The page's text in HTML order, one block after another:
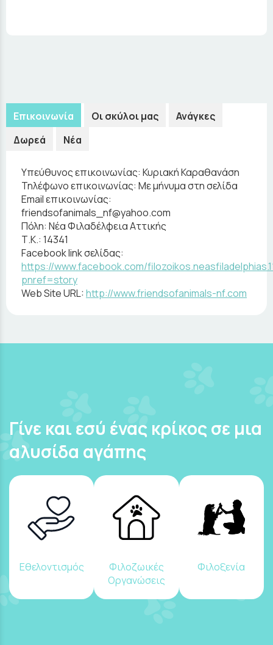
Επικοινωνία Οι σκύλοι μας
Ανάγκες
Δωρεά
Νέα
Υπεύθυνος επικοινωνίας: Κυριακή Καραθανάση
Τηλέφωνο επικοινωνίας: Με μήνυμα στη σελίδα
Email επικοινωνίας:
friendsofanimals_nf@yahoo.com
Πόλη: Νέα Φιλαδέλφεια Αττικής
Τ.Κ.: 14341
Facebook link σελίδας:
https://www.facebook.com/
pnref=story
Web Site URL:http://www.friendsofanimals-nf.com
Γίνε και εσύ ένας κρίκος σε μια
αλυσίδα αγάπης
Εθελοντισμός
Φιλοζωικές
Οργανώσεις
Φιλοξενία